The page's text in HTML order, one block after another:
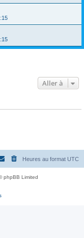
Aller à
Heures au format UTC
phpBB Limited